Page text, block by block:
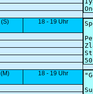
(S) 18 - 19 Uhr
(M) 18 - 19 Uhr